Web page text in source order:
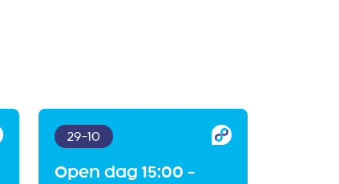
Open dag 15:00 -
29-10